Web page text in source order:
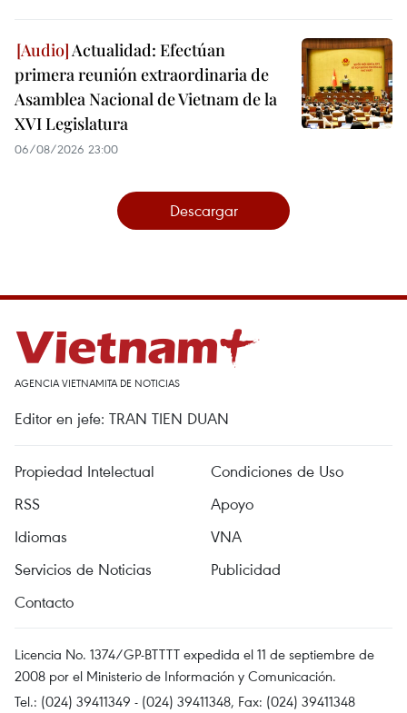
Actualidad: Efectúan
primera reunión extraordinaria de
Asamblea Nacional de Vietnam de la
XVI Legislatura
06/08/2026 23:00
Descargar
AGENCIA VIETNAMITA DE NOTICIAS
Editor en jefe: TRAN TIEN DUAN
Propiedad Intelectual
Condiciones de Uso
RSS
Apoyo
Idiomas
VNA
Servicios de Noticias
Publicidad
Contacto
Licencia No. 1374/GP-BTTTT expedida el 11 de septiembre de
2008 por el Ministerio de Información y Comunicación.
Tel.: (024) 39411349 - (024) 39411348, Fax: (024) 39411348